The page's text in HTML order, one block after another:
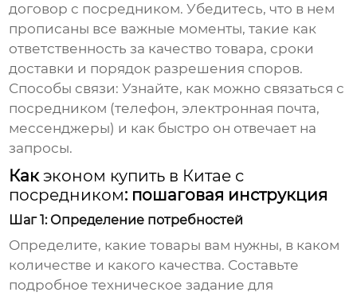
договор с посредником. Убедитесь, что в нем
прописаны все важные моменты, такие как
ответственность за качество товара, сроки
доставки и порядок разрешения споров.
Способы связи: Узнайте, как можно связаться с
посредником (телефон, электронная почта,
мессенджеры) и как быстро он отвечает на
запросы.
Какэконом купить в Китае с
посредником: пошаговая инструкция
Шаг 1: Определение потребностей
Определите, какие товары вам нужны, в каком
количестве и какого качества. Составьте
подробное техническое задание для